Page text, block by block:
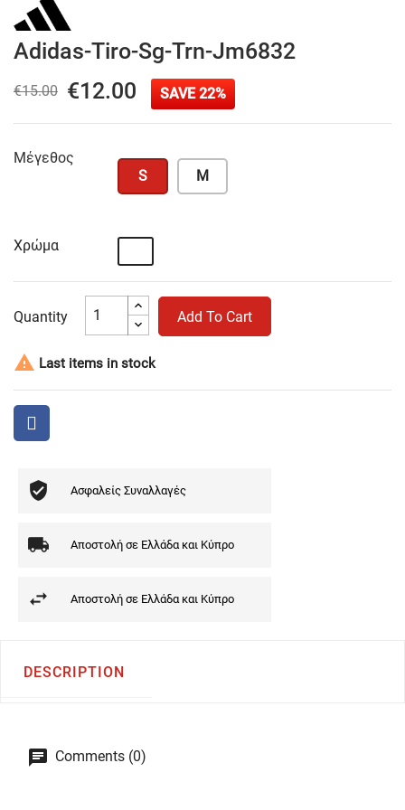
Adidas-Tiro-Sg-Trn-Jm6832
€15.00 €12.00 SAVE 22%
Μέγεθος
S
M
Χρώμα
Quantity Add To Cart
 Last items in stock
Ασφαλείς Συναλλαγές
Αποστολή σε Ελλάδα και Κύπρο
Αποστολή σε Ελλάδα και Κύπρο
DESCRIPTION
Comments (0)